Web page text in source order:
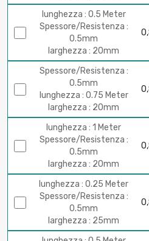
lunghezza : 0.5 Meter
Spessore/Resistenza :
0.5mm
larghezza : 20mm
Spessore/Resistenza :
0.5mm
lunghezza : 0.75 Meter
larghezza : 20mm
lunghezza : 1 Meter
Spessore/Resistenza :
0.5mm
larghezza : 20mm
lunghezza : 0.25 Meter
Spessore/Resistenza :
0.5mm
larghezza : 25mm